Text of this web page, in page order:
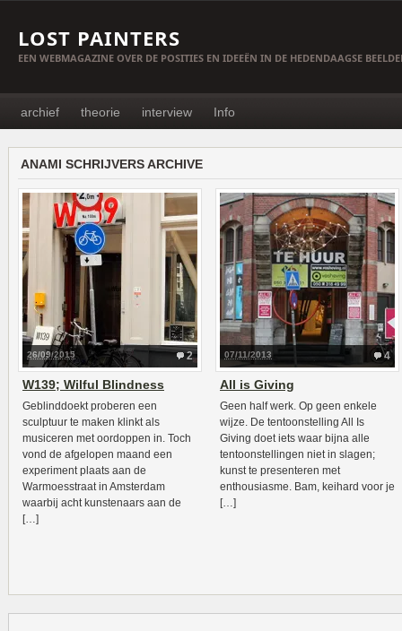
LOST PAINTERS
EEN WEBMAGAZINE OVER DE POSITIES EN IDEEËN IN DE HEDENDAAGSE
archief theorie interview Info
ANAMI SCHRIJVERS ARCHIVE
2
26/09/2015
W139; Wilful Blindness
Geblinddoekt proberen een
sculptuur te maken klinkt als
musiceren met oordoppen in. Toch
vond de afgelopen maand een
experiment plaats aan de
Warmoesstraat in Amsterdam
waarbij acht kunstenaars aan de
[…]
4
07/11/2013
All is Giving
Geen half werk. Op geen enkele
wijze. De tentoonstelling All Is
Giving doet iets waar bijna alle
tentoonstellingen niet in slagen;
kunst te presenteren met
enthousiasme. Bam, keihard voor je
[…]